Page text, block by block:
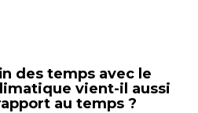
des temps avec le
vient-il aussi
au temps ?